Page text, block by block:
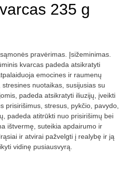
235 g
pravėrimas. Įsižeminimas.
kvarcas padeda atsikratyti
emocines ir raumenų
nuotaikas, susijusias su
padeda atsikratyti iliuzijų, įveikti
prisirišimus, stresus, pykčio, pavydo,
padeda atitrūkti nuo prisirišimų bei
ištvermę, suteikia apdairumo ir
ir atvirai pažvelgti į realybę ir ją
vidinę pusiausvyrą.